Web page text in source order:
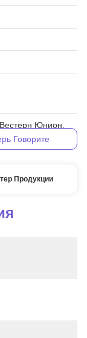
Юнион,
Говорите
Продукции